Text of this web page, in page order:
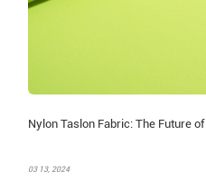
Nylon Taslon Fabric: The Future
03 13, 2024